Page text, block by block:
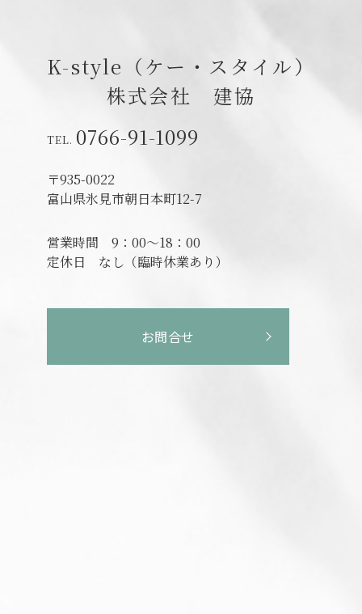
K-style（ケー・スタイル）
株式会社 建協
0766-91-1099
〒935-0022
富山県氷見市朝日本町12-7
営業時間 9：00～18：00
定休日 なし（臨時休業あり）
お問合せ